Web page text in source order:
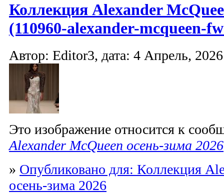
Коллекция Alexander
(110960-alexander-mcqueen-
Автор: Editor3, дата: 4 Апрель,
Это изображение относится к
Alexander McQueen осень-зима 2026
» Опубликовано для: Коллекция
осень-зима 2026